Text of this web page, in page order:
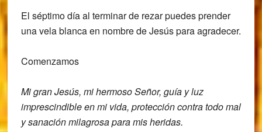
El séptimo día al terminar de rezar puedes prender
una vela blanca en nombre de Jesús para agradecer.
Comenzamos
Mi gran Jesús, mi hermoso Señor, guía y luz
imprescindible en mi vida, protección contra todo mal
y sanaciónmilagrosa para mis heridas.